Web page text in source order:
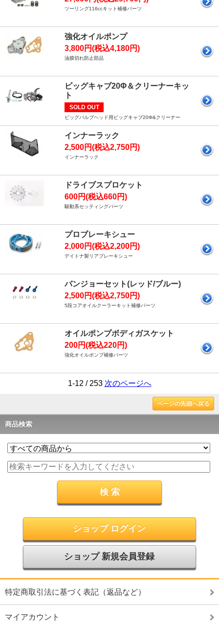
ツーリング116ccキット補修パーツ
強化オイルポンプ
3,800円(税込4,180円)
油膜切れ防止部品
ビッグキャブ20Φ＆クリーナーキッ
ト
SOLD OUT
ビッグバルブヘッド用ビッグキャブ20Φ&クリーナー
インナーラック
2,500円(税込2,750円)
インナーラック
ドライブスプロケット
600円(税込660円)
駆動系セッティングパーツ
プロブレーキシュー
2,000円(税込2,200円)
デイトナ製リアブレーキシュー
バンジョーセット(レッド/ブルー)
2,500円(税込2,750円)
5段コアオイルクーラーキット補修パーツ
オイルポンプボディガスケット
200円(税込220円)
強化オイルポンプ補修パーツ
1-12 / 253 次のページへ
ページの先頭へ戻る
商品検索
ショップ ログイン
ショップ 新規会員登録
特定商取引法に基づく表記（返品など）
マイアカウント